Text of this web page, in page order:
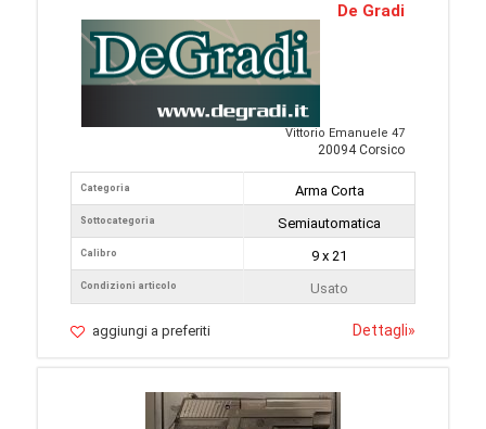
De Gradi
Vittorio Emanuele 47
20094 Corsico
Categoria
Sottocategoria
Calibro
Condizioni articolo
Arma Corta
Semiautomatica
9 x 21
Usato
aggiungi a preferiti Dettagli»